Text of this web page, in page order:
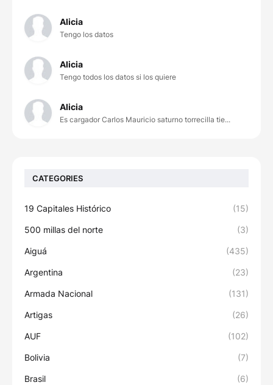
Alicia
Tengo los datos
Alicia
Tengo todos los datos si los quiere
Alicia
Es cargador Carlos Mauricio saturno torrecilla tie...
CATEGORIES
19 Capitales Histórico (15)
500 millas del norte (3)
Aiguá (435)
Argentina (23)
Armada Nacional (131)
Artigas (26)
AUF (102)
Bolivia (7)
Brasil (6)